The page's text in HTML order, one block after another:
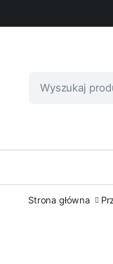
Strona główna